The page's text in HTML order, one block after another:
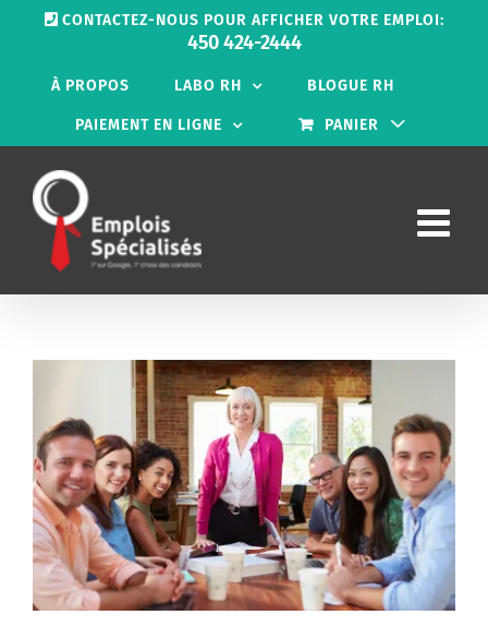
Passer
CONTACTEZ-NOUS POUR AFFICHER VOTRE EMPLOI:
450 424-2444
À PROPOS LABO RH BLOGUE RH
PAIEMENT EN LIGNE PANIER
agrandie